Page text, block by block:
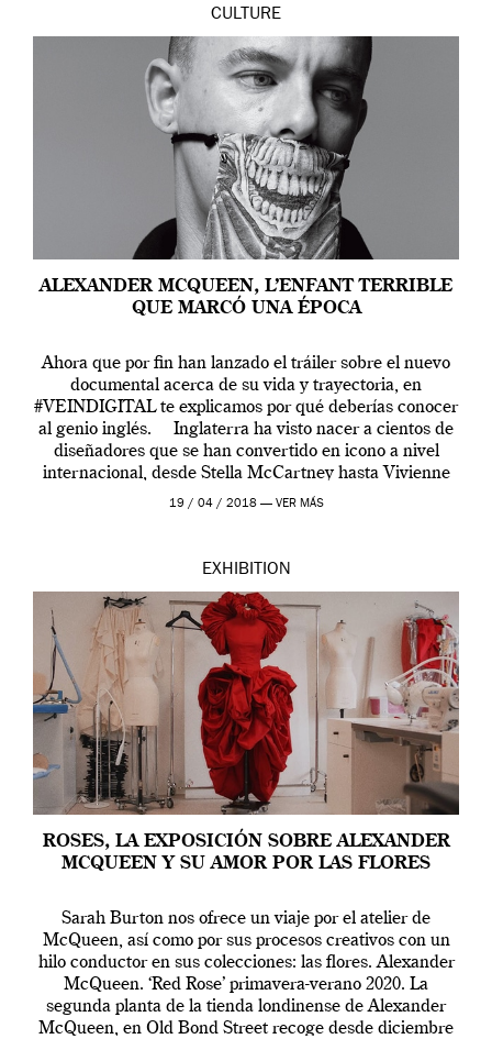
CULTURE
ALEXANDER MCQUEEN, L’ENFANT TERRIBLE
QUE MARCÓ UNA ÉPOCA
Ahora que por fin han lanzado el tráiler sobre el nuevo
documental acerca de su vida y trayectoria, en
#VEINDIGITAL te explicamos por qué deberías conocer
al genio inglés. Inglaterra ha visto nacer a cientos de
diseñadores que se han convertido en icono a nivel
internacional, desde Stella McCartney hasta Vivienne
Westwood pasando […]
19 / 04 / 2018 — VER MÁS
EXHIBITION
ROSES, LA EXPOSICIÓN SOBRE ALEXANDER
MCQUEEN Y SU AMOR POR LAS FLORES
Sarah Burton nos ofrece un viaje por el atelier de
McQueen, así como por sus procesos creativos con un
hilo conductor en sus colecciones: las flores. Alexander
McQueen. ‘Red Rose’ primavera-verano 2020. La
segunda planta de la tienda londinense de Alexander
McQueen, en Old Bond Street recoge desde diciembre